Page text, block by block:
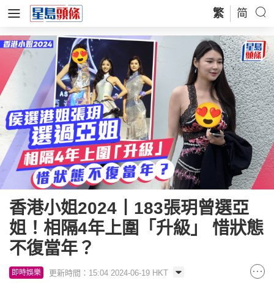
繁 简
香港小姐2024丨183張玥曾選亞
姐！相隔4年上圍「升級」 惜狀態
不復當年？
即時娛樂 更新時間：15:04 2024-06-19 HKT